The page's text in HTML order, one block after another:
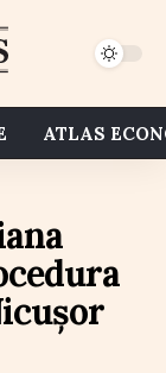
ATLAS